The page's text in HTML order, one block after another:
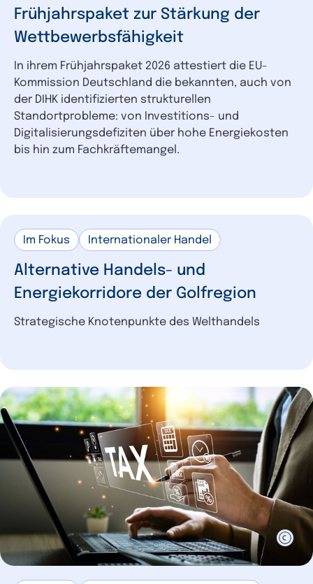
Frühjahrspaket zur Stärkung der
Wettbewerbsfähigkeit
In ihrem Frühjahrspaket 2026 attestiert die EU-
Kommission Deutschland die bekannten, auch von
der DIHK identifizierten strukturellen
Standortprobleme: von Investitions- und
Digitalisierungsdefiziten über hohe Energiekosten
bis hin zum Fachkräftemangel.
Im Fokus Internationaler Handel
Alternative Handels- und
Energiekorridore der Golfregion
Strategische Knotenpunkte des Welthandels